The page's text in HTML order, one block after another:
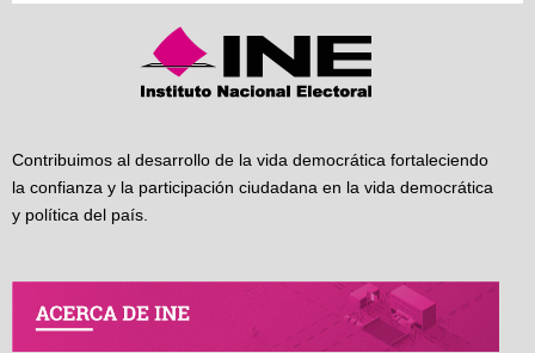
Contribuimos al desarrollo de la vida democrática fortaleciendo
la confianza y la participación ciudadana en la vida democrática
y política del país.